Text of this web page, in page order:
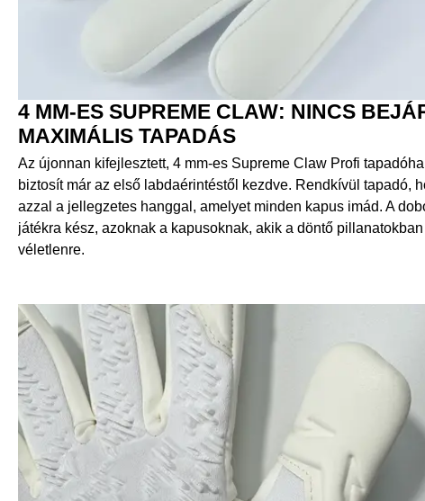
4 MM-ES SUPREME CLAW: NINCS
MAXIMÁLIS TAPADÁS
Az újonnan kifejlesztett, 4 mm-es Supreme Claw Profi
biztosít már az első labdaérintéstől kezdve. Rendkívül tapadó,
azzal a jellegzetes hanggal, amelyet minden kapus imád. A
játékra kész, azoknak a kapusoknak, akik a döntő
véletlenre.